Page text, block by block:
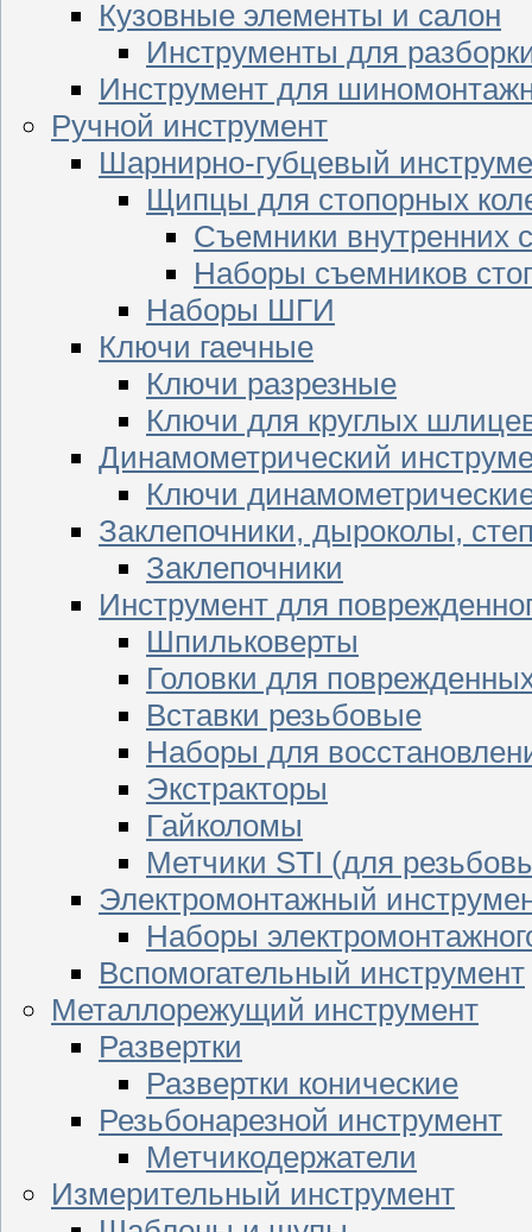
Кузовные элементы и салон
Инструменты для
Инструмент для
Ручной инструмент
Шарнирно-губцевый
Щипцы для стопорных
Съемники внутренних
Наборы съемников
Наборы ШГИ
Ключи гаечные
Ключи разрезные
Ключи для круглых
Динамометрический
Ключи
Заклепочники, дыроколы,
Заклепочники
Инструмент для
Шпильковерты
Головки для
Вставки резьбовые
Наборы для
Экстракторы
Гайколомы
Метчики STI (для
Электромонтажный
Наборы
Вспомогательный инструмент
Металлорежущий инструмент
Развертки
Развертки конические
Резьбонарезной инструмент
Метчикодержатели
Измерительный инструмент